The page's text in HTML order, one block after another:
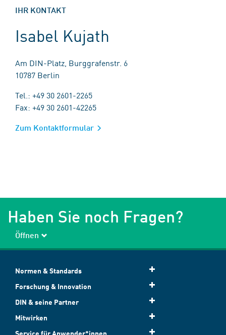
IHR KONTAKT
Isabel Kujath
Am DIN-Platz, Burggrafenstr. 6
10787 Berlin
Tel.: +49 30 2601-2265
Fax: +49 30 2601-42265
Zum Kontaktformular
Haben Sie noch Fragen?
Öffnen
Normen & Standards
Forschung & Innovation
DIN & seine Partner
Mitwirken